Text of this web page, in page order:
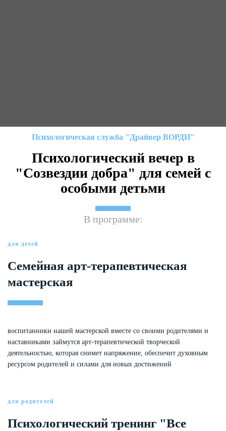
Психологическая служба "Драйвер ВОРДИ"
Психологический вечер в
"Созвездии добра" для семей с
особыми детьми
В программе:
для детей
Семейная арт-терапевтическая
мастерская
воспитанники нашей мастерской вместе со своими родителями и
наставниками займутся арт-терапевтической творческой
деятельностью, которая снимет напряжение, обеспечит духовным
ресурсом родителей и силами для новых достижений
для родителей
Психологический тренинг "Все